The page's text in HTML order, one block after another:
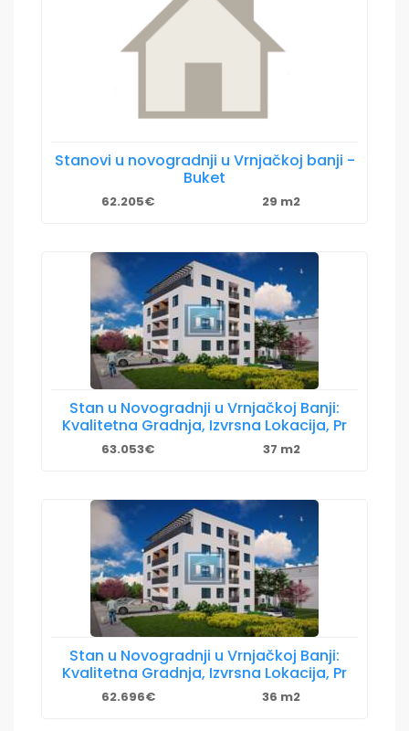
Stanovi u novogradnji u Vrnjačkoj banji -
Buket
62.205€ 29 m2
Stan u Novogradnji u Vrnjačkoj Banji:
Kvalitetna Gradnja, Izvrsna Lokacija, Pr
63.053€ 37 m2
Stan u Novogradnji u Vrnjačkoj Banji:
Kvalitetna Gradnja, Izvrsna Lokacija, Pr
62.696€ 36 m2